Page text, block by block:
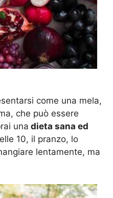
come una mela,
che può essere
una dieta sana ed
10, il pranzo, lo
lentamente, ma